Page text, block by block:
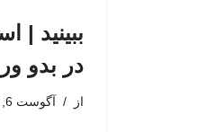
ببینید |
در بدو
از آگوست 6, 2026